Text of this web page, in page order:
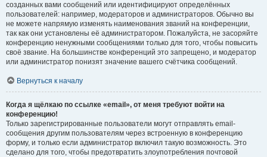
созданных вами сообщений или идентифицируют определённых
пользователей: например, модераторов и администраторов. Обычно вы
не можете напрямую изменять наименования званий на конференции,
так как они установлены её администратором. Пожалуйста, не засоряйте
конференцию ненужными сообщениями только для того, чтобы повысить
своё звание. На большинстве конференций это запрещено, и модератор
или администратор понизят значение вашего счётчика сообщений.
Вернуться к началу
Когда я щёлкаю по ссылке «email», от меня требуют войти на
конференцию!
Только зарегистрированные пользователи могут отправлять email-
сообщения другим пользователям через встроенную в конференцию
форму, и только если администратор включил такую возможность. Это
сделано для того, чтобы предотвратить злоупотребления почтовой